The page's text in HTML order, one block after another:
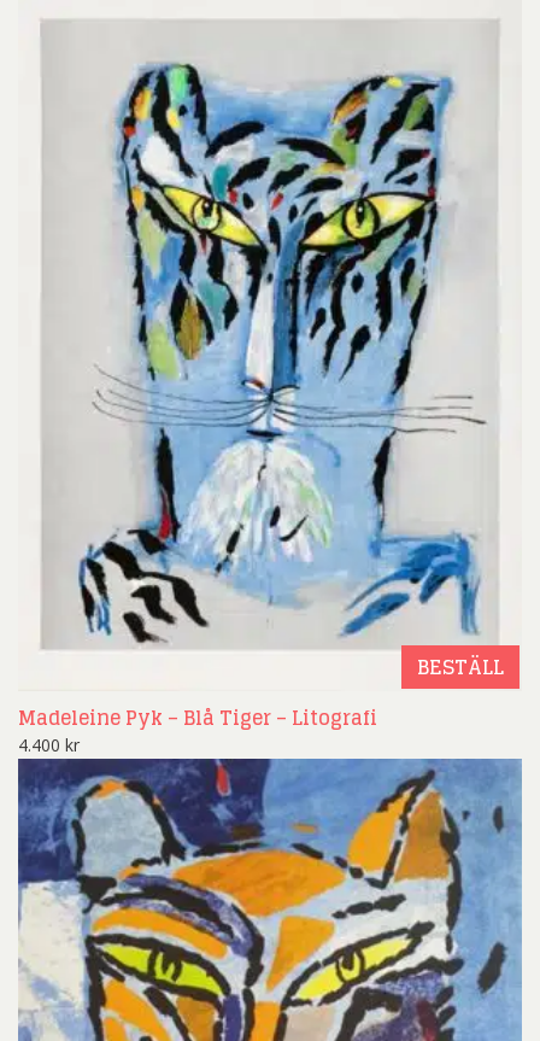
BESTÄLL
Madeleine Pyk – Blå Tiger – Litografi
4.400 kr